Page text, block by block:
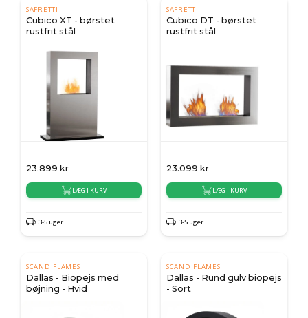
SAFRETTI
Cubico XT - børstet
rustfrit stål
23.899 kr
LÆG I KURV
3-5 uger
SAFRETTI
Cubico DT - børstet
rustfrit stål
23.099 kr
LÆG I KURV
3-5 uger
SCANDIFLAMES
Dallas - Biopejs med
bøjning - Hvid
SCANDIFLAMES
Dallas - Rund gulv biopejs
- Sort